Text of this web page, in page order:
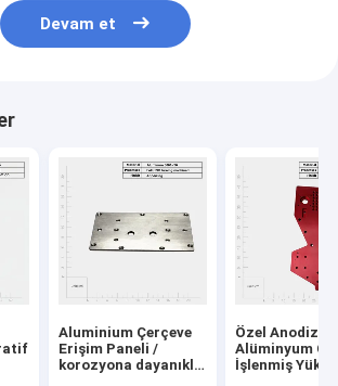
Devam et
Aluminium Çerçeve
Erişim Paneli /
korozyona dayanıklı
Özel
Alüminyum
İşlenmiş